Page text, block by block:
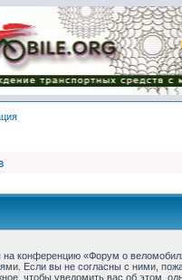
на конференцию «Форум о
Если вы не согласны с ними,
чтобы уведомить вас об этом,